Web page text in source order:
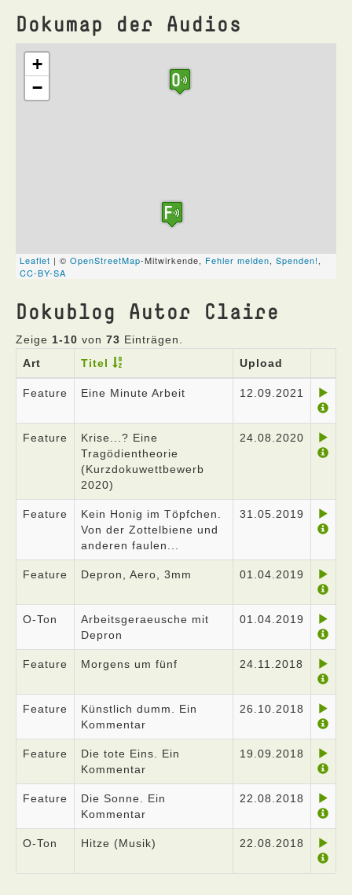
Dokumap der Audios
Dokublog Autor Claire
Zeige 1-10 von 73 Einträgen.
Art
Titel Upload
Feature Eine Minute Arbeit 12.09.2021
Feature
Krise...? Eine
Tragödientheorie
(Kurzdokuwettbewerb
2020)
24.08.2020
Feature
Kein Honig im Töpfchen.
Von der Zottelbiene und
anderen faulen...
31.05.2019
Feature Depron, Aero, 3mm 01.04.2019
O-Ton
Arbeitsgeraeusche mit
Depron
01.04.2019
Feature Morgens um fünf 24.11.2018
Feature
Künstlich dumm. Ein
Kommentar
26.10.2018
Feature
Die tote Eins. Ein
Kommentar
19.09.2018
Feature
Die Sonne. Ein
Kommentar
22.08.2018
O-Ton Hitze (Musik) 22.08.2018